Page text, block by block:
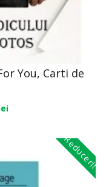
You, Carti de
Reduceri!